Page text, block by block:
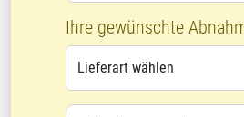
Ihre gewünschte